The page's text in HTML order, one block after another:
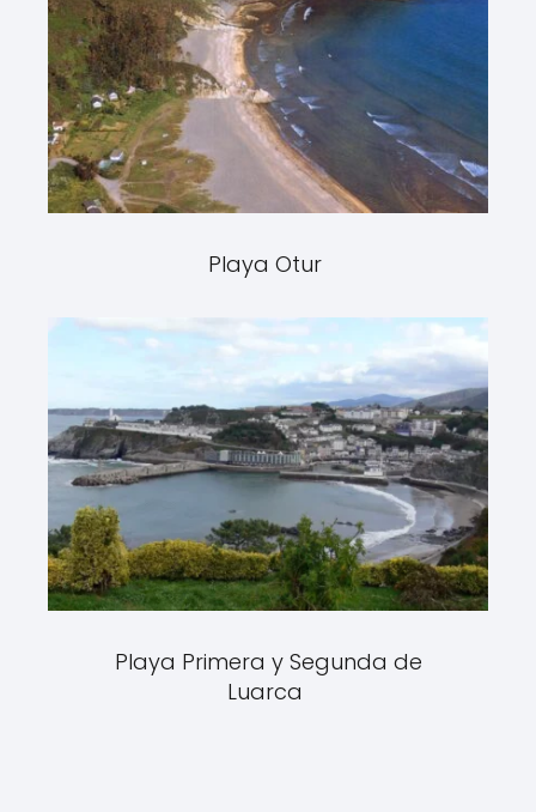
Playa Otur
Playa Primera y Segunda de
Luarca